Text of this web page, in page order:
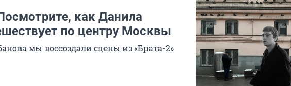
как Данила
по центру Москвы
мы воссоздали сцены из «Брата-2»